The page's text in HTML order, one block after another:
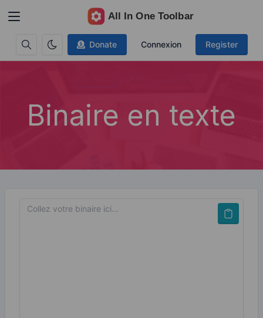
Donate Connexion Register
Binaire en texte